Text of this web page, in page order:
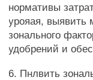
нормативы
урояая, выявить
зонального
удобрений и
6. Пнлвить